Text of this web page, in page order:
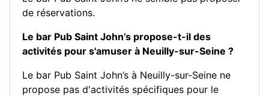
de réservations.
Le bar Pub Saint John’s propose-t-il des
activités pour s'amuser à Neuilly-sur-Seine ?
Le bar Pub Saint John’s à Neuilly-sur-Seine ne
propose pas d'activités spécifiques pour le